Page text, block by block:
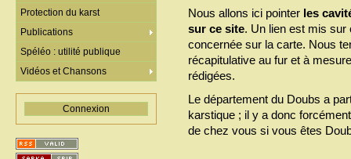
Nous allons ici pointer les
sur ce site. Un lien est mis sur
concernée sur la carte. Nous
récapitulative au fur et à
rédigées.
Le département du Doubs a
karstique ; il y a donc
de chez vous si vous êtes
Protection du karst
Publications
Spéléo : utilité publique
Vidéos et Chansons
Connexion